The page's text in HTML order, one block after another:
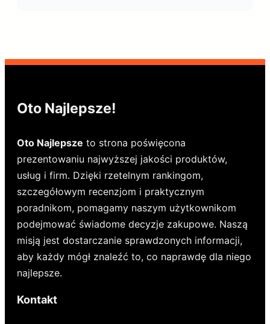
wystarczy trymer?
Oto Najlepsze!
Oto Najlepsze to strona poświęcona
prezentowaniu najwyższej jakości produktów,
usług i firm. Dzięki rzetelnym rankingom,
szczegółowym recenzjom i praktycznym
poradnikom, pomagamy naszym użytkownikom
podejmować świadome decyzje zakupowe. Naszą
misją jest dostarczanie sprawdzonych informacji,
aby każdy mógł znaleźć to, co naprawdę dla niego
najlepsze.
Kontakt